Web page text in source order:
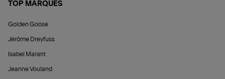
TOP MARQUES
Golden Goose
Jérôme Dreyfuss
Isabel Marant
Jeanne Vouland